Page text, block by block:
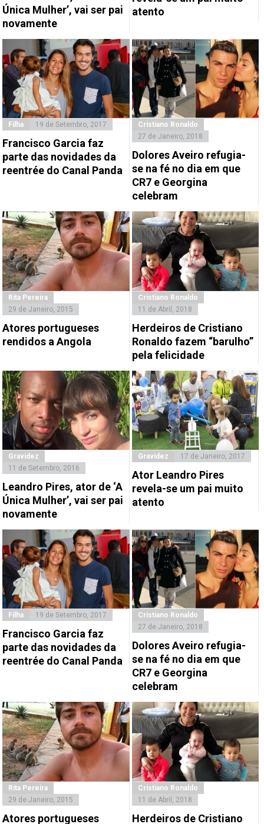
Única Mulher’, vai ser pai
novamente
atento
Filha 19 de Setembro, 2017
Francisco Garcia faz
parte das novidades da
reentrée do Canal Panda
Cristiano Ronaldo
27 de Janeiro, 2018
Dolores Aveiro refugia-
se na fé no dia em que
CR7 e Georgina
celebram
Rita Pereira
29 de Janeiro, 2015
Atores portugueses
rendidos a Angola
Cristiano Ronaldo
11 de Abril, 2018
Herdeiros de Cristiano
Ronaldo fazem “barulho”
pela felicidade
Gravidez
11 de Setembro, 2016
Leandro Pires, ator de ‘A
Única Mulher’, vai ser pai
novamente
Gravidez 17 de Janeiro, 2017
Ator Leandro Pires
revela-se um pai muito
atento
Filha 19 de Setembro, 2017
Francisco Garcia faz
parte das novidades da
reentrée do Canal Panda
Cristiano Ronaldo
27 de Janeiro, 2018
Dolores Aveiro refugia-
se na fé no dia em que
CR7 e Georgina
celebram
Rita Pereira
29 de Janeiro, 2015
Atores portugueses
Cristiano Ronaldo
11 de Abril, 2018
Herdeiros de Cristiano